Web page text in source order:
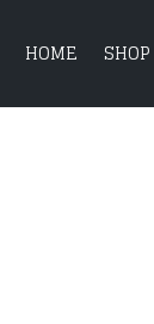
HOME SHOP